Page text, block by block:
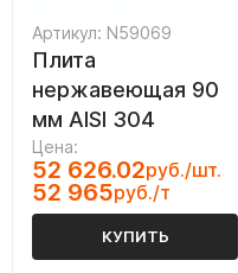
Артикул: N59069
Плита
нержавеющая 90
мм AISI 304
Цена:
52 626.02руб./шт.
52 965руб./т
КУПИТЬ